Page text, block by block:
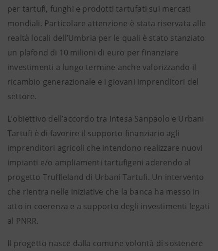
per tartufi, funghi e prodotti tartufati sui mercati
mondiali. Particolare attenzione è stata riservata alle
realtà locali dell’Umbria per le quali è stato stanziato
un plafond di 10 milioni di euro per finanziare
investimenti a lungo termine anche valorizzando il
ricambio generazionale e i giovani imprenditori del
settore.
L’obiettivo dell’accordo tra Intesa Sanpaolo e Urbani
Tartufi è di favorire il supporto finanziario agli
imprenditori agricoli che intendono realizzare nuovi
impianti e/o ampliamenti tartufigeni aderendo al
progetto Truffleland di Urbani Tartufi. Un intervento
che rientra nelle iniziative che la banca ha messo in
atto in coerenza e a supporto degli investimenti legati
al PNRR.
Il progetto nasce dalla comune volontà di sostenere